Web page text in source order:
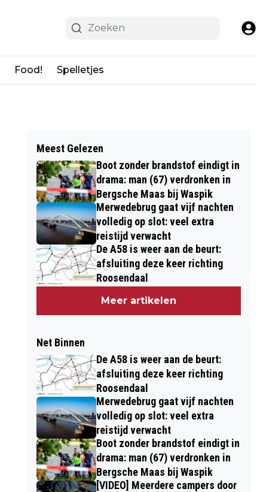
Food! Spelletjes
Meest Gelezen
Boot zonder brandstof eindigt in
drama: man (67) verdronken in
Bergsche Maas bij Waspik
Merwedebrug gaat vijf nachten
volledig op slot: veel extra
reistijd verwacht
De A58 is weer aan de beurt:
afsluiting deze keer richting
Roosendaal
Meer artikelen
Net Binnen
De A58 is weer aan de beurt:
afsluiting deze keer richting
Roosendaal
Merwedebrug gaat vijf nachten
volledig op slot: veel extra
reistijd verwacht
Boot zonder brandstof eindigt in
drama: man (67) verdronken in
Bergsche Maas bij Waspik
[VIDEO] Meerdere campers door